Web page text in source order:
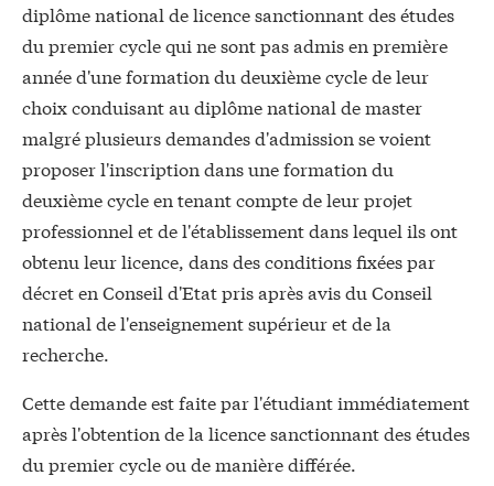
diplôme national de licence sanctionnant des études
du premier cycle qui ne sont pas admis en première
année d'une formation du deuxième cycle de leur
choix conduisant au diplôme national de master
malgré plusieurs demandes d'admission se voient
proposer l'inscription dans une formation du
deuxième cycle en tenant compte de leur projet
professionnel et de l'établissement dans lequel ils ont
obtenu leur licence, dans des conditions fixées par
décret en Conseil d'Etat pris après avis du Conseil
national de l'enseignement supérieur et de la
recherche.
Cette demande est faite par l'étudiant immédiatement
après l'obtention de la licence sanctionnant des études
du premier cycle ou de manière différée.